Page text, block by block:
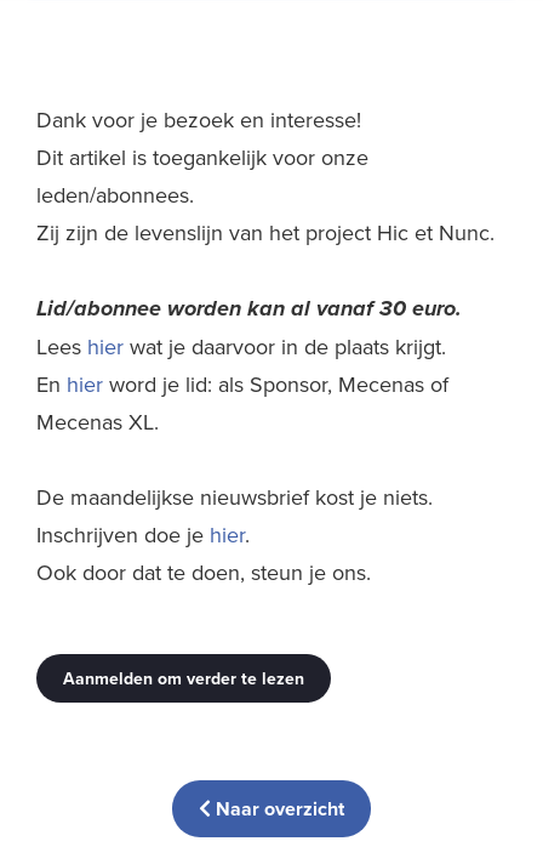
Dank voor je bezoek en interesse!
Dit artikel is toegankelijk voor onze
leden/abonnees.
Zij zijn de levenslijn van het project Hic et Nunc.
Lid/abonnee worden kan al vanaf 30 euro.
Lees hier wat je daarvoor in de plaats krijgt.
En hier word je lid: als Sponsor, Mecenas of
Mecenas XL.
De maandelijkse nieuwsbrief kost je niets.
Inschrijven doe je hier.
Ook door dat te doen, steun je ons.
Aanmelden om verder te lezen
Naar overzicht